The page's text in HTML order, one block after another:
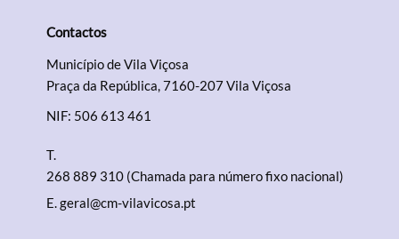
Termo de Pesquisa
Categorias gerais
Contactos
Município de Vila Viçosa
Praça da República, 7160-207 Vila Viçosa
NIF: 506 613 461
T.
268 889 310 (Chamada para número fixo nacional)
E.geral@cm-vilavicosa.pt